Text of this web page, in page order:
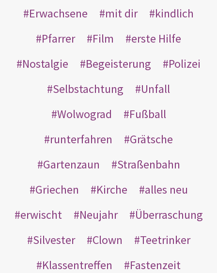
Erwachsene
mit dir
kindlich
Pfarrer
Film
erste Hilfe
Nostalgie
Begeisterung
Polizei
Selbstachtung
Unfall
Wolwograd
Fußball
runterfahren
Grätsche
Gartenzaun
Straßenbahn
Griechen
Kirche
alles neu
erwischt
Neujahr
Überraschung
Silvester
Clown
Teetrinker
Klassentreffen
Fastenzeit